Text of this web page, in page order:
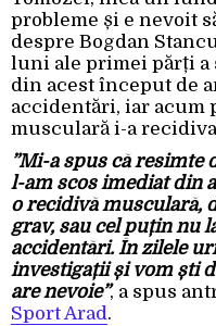
probleme și e nevoit
despre Bogdan
luni ale primei părți
din acest început de
accidentări, iar acum
musculară i-a
”Mi-a spus că resimte
l-am scos imediat din
o recidivă musculară,
grav, sau cel puțin nu
accidentări. În zilele
investigații și vom ști
are nevoie”, a spus
Sport Arad.